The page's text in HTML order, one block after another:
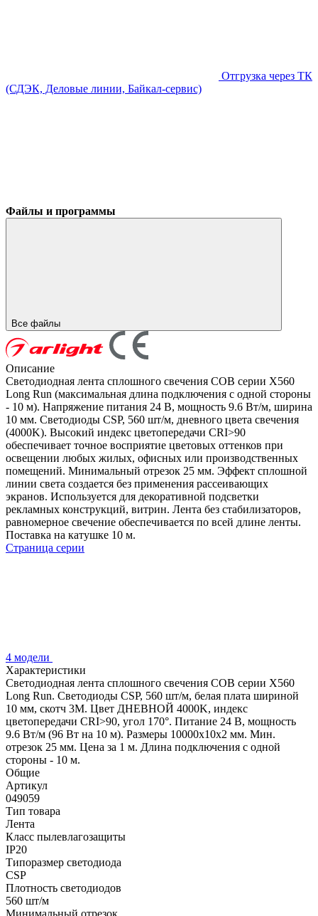
Отгрузка через ТК
(СДЭК, Деловые линии, Байкал-сервис)
Файлы и программы
Все файлы
Описание
Светодиодная лента сплошного свечения COB серии X560
Long Run (максимальная длина подключения с одной стороны
- 10 м). Напряжение питания 24 В, мощность 9.6 Вт/м, ширина
10 мм. Светодиоды CSP, 560 шт/м, дневного цвета свечения
(4000K). Высокий индекс цветопередачи CRI>90
обеспечивает точное восприятие цветовых оттенков при
освещении любых жилых, офисных или производственных
помещений. Минимальный отрезок 25 мм. Эффект сплошной
линии света создается без применения рассеивающих
экранов. Используется для декоративной подсветки
рекламных конструкций, витрин. Лента без стабилизаторов,
равномерное свечение обеспечивается по всей длине ленты.
Поставка на катушке 10 м.
Страница серии
4 модели
Характеристики
Светодиодная лента сплошного свечения COB серии X560
Long Run. Светодиоды CSP, 560 шт/м, белая плата шириной
10 мм, скотч 3M. Цвет ДНЕВНОЙ 4000K, индекс
цветопередачи CRI>90, угол 170°. Питание 24 В, мощность
9.6 Вт/м (96 Вт на 10 м). Размеры 10000х10х2 мм. Мин.
отрезок 25 мм. Цена за 1 м. Длина подключения с одной
стороны - 10 м.
Общие
Артикул
049059
Тип товара
Лента
Класс пылевлагозащиты
IP20
Типоразмер светодиода
CSP
Плотность светодиодов
560 шт/м
Минимальный отрезок